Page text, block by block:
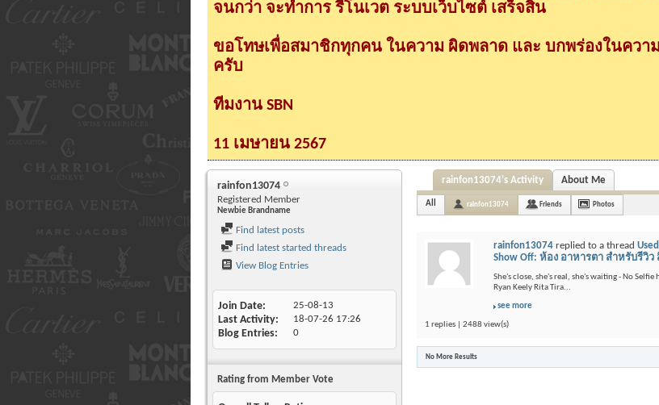
จนกว่า จะทำการ รีโนเวต ระบบเว็บไซต์ เสร็จสิ้น
ขอโทษเพื่อสมาชิกทุกคน ในความ ผิดพลาด และ บกพร่องในคว
ครับ
ทีมงาน SBN
11 เมษายน 2567
rainfon13074
Registered Member
Newbie Brandname
Find latest posts
Find latest started threads
View Blog Entries
Join Date 25-08-13
Last Activity 18-07-26 17:26
Blog Entries 0
Rating from Member Vote
rainfon13074's Activity About Me
All rainfon13074 Friends Photos
rainfon13074replied to a thread
Show Off: ห้อง อาหารตา สำหรับรีวิว
She's close, she's real, she's waiting - No
Ryan Keely Rita Tira...
see more
1 replies | 2488 view(s)
No More Results